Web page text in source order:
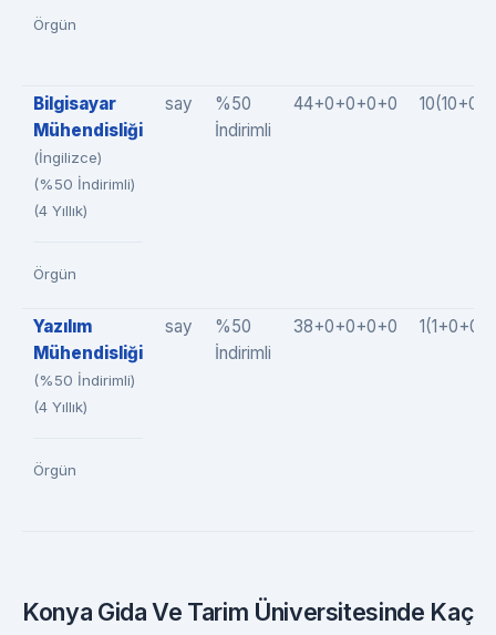
Örgün
Bilgisayar
Mühendisliği
(İngilizce)
(%50 İndirimli)
(4 Yıllık)
Örgün
say
%50
İndirimli
44+0+0+0+0
Yazılım
Mühendisliği
(%50 İndirimli)
(4 Yıllık)
Örgün
say
%50
İndirimli
38+0+0+0+0
Konya Gida Ve Tarim Üniversitesinde Kaç